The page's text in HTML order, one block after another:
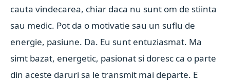
cauta vindecarea, chiar daca nu sunt om de stiinta
sau medic. Pot da o motivatie sau un suflu de
energie, pasiune. Da. Eu sunt entuziasmat. Ma
simt bazat, energetic, pasionat si doresc ca o parte
din aceste daruri sa le transmit mai departe. E